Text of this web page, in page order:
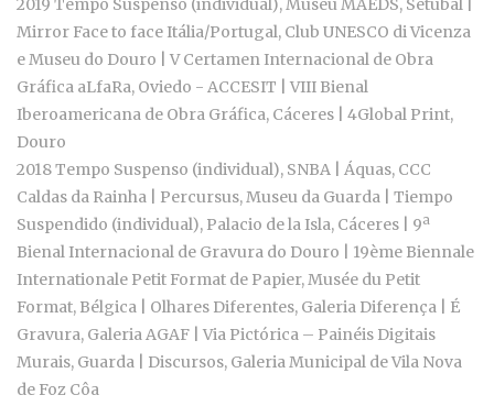
2019 Tempo Suspenso (individual), Museu MAEDS, Setúbal |
Mirror Face to face Itália/Portugal, Club UNESCO di Vicenza
e Museu do Douro | V Certamen Internacional de Obra
Gráfica aLfaRa, Oviedo - ACCESIT | VIII Bienal
Iberoamericana de Obra Gráfica, Cáceres | 4Global Print,
Douro
2018 Tempo Suspenso (individual), SNBA | Áquas, CCC
Caldas da Rainha | Percursus, Museu da Guarda | Tiempo
Suspendido (individual), Palacio de la Isla, Cáceres | 9ª
Bienal Internacional de Gravura do Douro | 19ème Biennale
Internationale Petit Format de Papier, Musée du Petit
Format, Bélgica | Olhares Diferentes, Galeria Diferença | É
Gravura, Galeria AGAF | Via Pictórica – Painéis Digitais
Murais, Guarda | Discursos, Galeria Municipal de Vila Nova
de Foz Côa